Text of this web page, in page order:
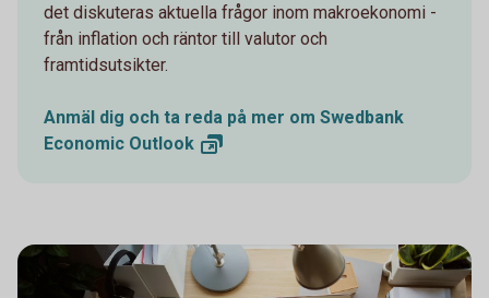
det diskuteras aktuella frågor inom makroekonomi -
från inflation och räntor till valutor och
framtidsutsikter.
Anmäl dig och ta reda på mer om Swedbank
Economic Outlook